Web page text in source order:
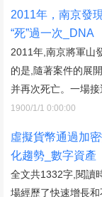
2011年，南京發
“死”過一次_DNA
2011年,南京將軍山
的是,隨著案件的展
并再次死亡。一場
1900/1/1 0:00:00
虛擬貨幣通過加
化趨勢_數字資產
全文共1332字,閱讀
場經歷了快速增長和